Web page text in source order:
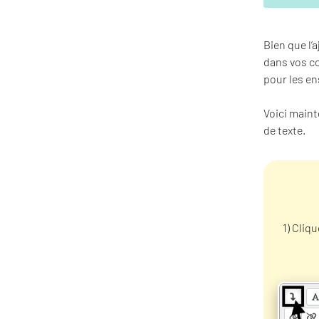
Bien que
dans vos
pour les
Voici
de texte.
1)